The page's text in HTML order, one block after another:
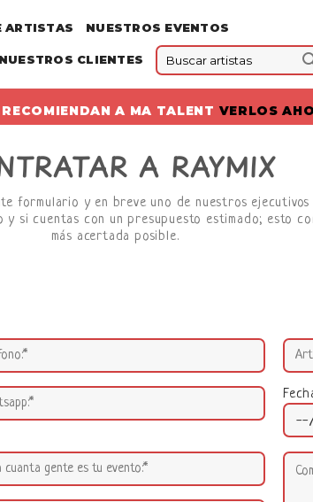
ARTISTAS NUESTROS EVENTOS
CLIENTES
A MA TALENT VERLOS
A RAYMIX
formulario y en breve uno de nuestros
si cuentas con un presupuesto estimado; esto
más acertada posible.